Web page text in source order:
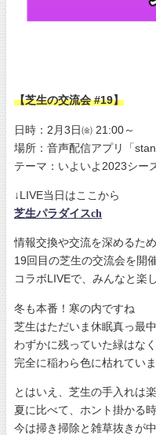
【芝生の交流会 #19】
日時：2月3日㈮ 21:00～
場所：音声配信アプリ「
テーマ：いよいよ2023シー
↓LIVE当日はここから
芝生パラダイスch
情報交換や交流を深めるため
19回目の芝生の交流会を開
コラボLIVEで、みんなと楽
冬も本番！寒の内ですね
芝生はただいま休眠真っ最中
わずかに残っていた緑はな
完全に稲わら色に枯れてい
とはいえ、芝生の手入れは
夏に比べて、ホント掛かる
今は掃き掃除と雑草抜きが中